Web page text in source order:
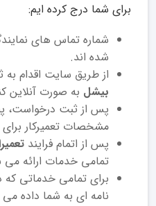
برای شما درج کرده ایم:
شماره تماس های
شده اند.
از طریق سایت اقدام
بیشل به صورت آنلاین
پس از ثبت درخواست،
مشخصات تعمیرکار
پس از اتمام فرایند
تمامی خدمات ارائه
برای تمامی خدماتی که
نامه ای به شما داده